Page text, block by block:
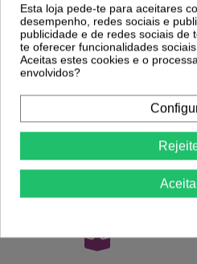
Esta loja pede-te para aceitares
desempenho, redes sociais e
publicidade e de redes sociais de
te oferecer funcionalidades
Aceitas estes cookies e o
envolvidos?